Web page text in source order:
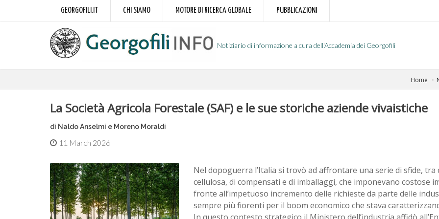
GEORGOFILI.IT CHI SIAMO MOTORE DI RICERCA GLOBALE PUBBLICAZIONI
Notiziario di informazione a cura dell'Accademia dei Georgofili
Home
La Società Agricola Forestale (SAF) e le sue storiche aziende vivaistiche
di Naldo Anselmi e Moreno Moraldi
11 March 2026
Nel dopoguerra l’Italia si trovò ad affrontare una serie di sfide, tra
cellulosa, di compensati e di imballaggi, che imponevano costose
fronte all’impetuoso incremento delle richieste da parte delle
sempre più fiorenti per il boom economico che stava
In questo contesto strategico il Ministero dell’industria affidò